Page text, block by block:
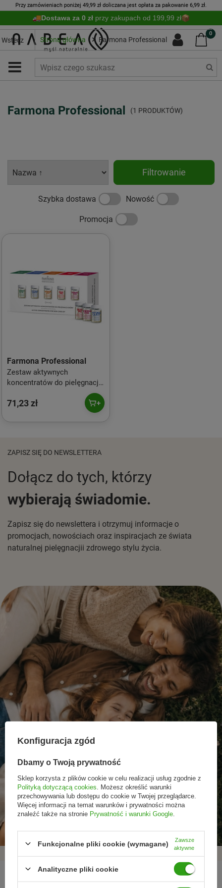
Przy zamówieniach poniżej 49,99 zł doliczana jest opłata za pakowanie 6,99 zł.
Dostawa za 0 zł przy zakupach od 199,99 zł
0
Wstecz Strona główna Farmona Professional
Farmona Professional (1 PRODUKTÓW)
Filtrowanie
Szybka dostawa Nowość
Promocja
Farmona Professional
Zestaw aktywnych
koncentratów do pielęgnacji
71,23 zł
ZAPISZ SIĘ DO NEWSLETTERA
Dołącz do tych, którzy
wybierają świadomie.
Zapisz się do newslettera i otrzymuj informacje o
promocjach, nowościach oraz inspiracjach ze świata
naturalnej pielęgnacjii zdrowego stylu życia.
Promocje tylko dla
subskrybentów
Nowości przed
premierą
Rezygnacja w każdej
chwili
REGULAMINY
Konfiguracja zgód
Dbamy o Twoją prywatność
Sklep korzysta z plików cookie w celu realizacji usług zgodnie z
Polityką dotyczącą cookies . Możesz określić warunki
przechowywania lub dostępu do cookie w Twojej przeglądarce.
Więcej informacji na temat warunków i prywatności można
znaleźć także na stronie Prywatność i warunki Google
Funkcjonalne pliki cookie (wymagane)
Zawsze
aktywne
Analityczne pliki cookie